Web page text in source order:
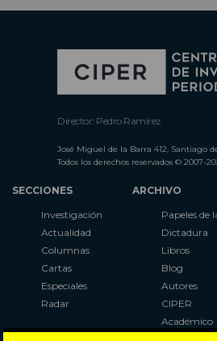
Director: Pedro Ramírez
José Miguel de la Barra 412, Santiago
Todos los derechos reservados © 2007-
SECCIONES
Investigación
Actualidad
Columnas
Cartas
Especiales
Radar
ARCHIVO
Papeles de
Dictadura
Libros
Blog
Autores
CIPER
Académico